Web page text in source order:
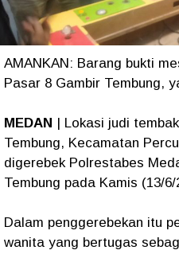
AMANKAN: Barang bukti
Pasar 8 Gambir Tembung,
MEDAN
| Lokasi judi
Tembung, Kecamatan
digerebek Polrestabes
Tembung pada Kamis (13/
Dalam penggerebekan itu
wanita yang bertugas